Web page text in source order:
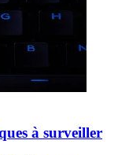
à surveiller